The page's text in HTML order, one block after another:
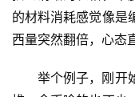
的材料消耗感觉像是
西量突然翻倍，心态
举个例子，刚开